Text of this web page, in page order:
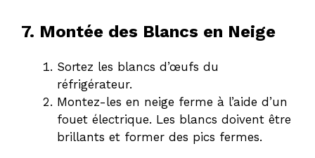
7. Montée des Blancs en Neige
Sortez les blancs d’œufs du
réfrigérateur.
Montez-les en neige ferme à l’aide d’un
fouet électrique. Les blancs doivent être
brillants et former des pics fermes.